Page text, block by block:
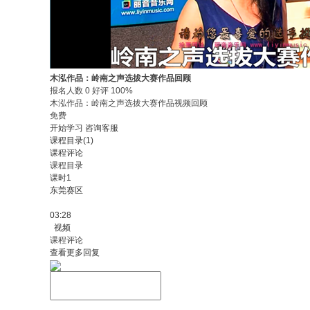
木泓作品：岭南之声选拔大赛作品回顾
报名人数 0 好评 100%
木泓作品：岭南之声选拔大赛作品视频回顾
免费
开始学习 咨询客服
课程目录(1)
课程评论
课程目录
课时1
东莞赛区
03:28
视频
课程评论
查看更多回复